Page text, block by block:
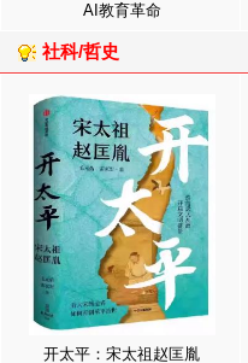
AI教育革命
社科/哲史
开太平：宋太祖赵匡胤